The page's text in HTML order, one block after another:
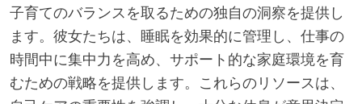
子育てのバランスを取るための独自の洞察を提供し
ます。彼女たちは、睡眠を効果的に管理し、仕事の
時間中に集中力を高め、サポート的な家庭環境を育
むための戦略を提供します。これらのリソースは、